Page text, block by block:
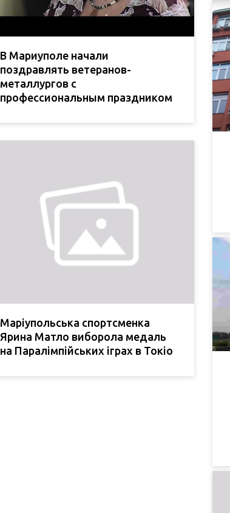
В Мариуполе начали
поздравлять ветеранов-
металлургов с
профессиональным праздником
Маріупольська спортсменка
Ярина Матло виборола медаль
на Паралімпійських іграх в Токіо